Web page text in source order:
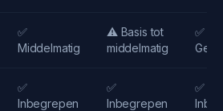
✅
Middelmatig
⚠️ Basis tot
middelmatig
✅
✅
Inbegrepen
✅
Inbegrepen
✅